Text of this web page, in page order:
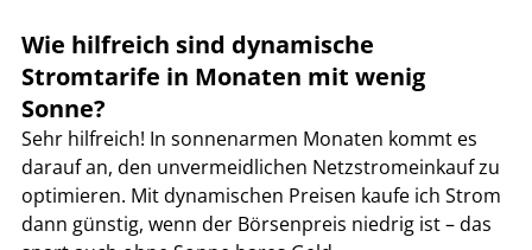
Wie hilfreich sind dynamische
Stromtarife in Monaten mit wenig
Sonne?
Sehr hilfreich! In sonnenarmen Monaten kommt es
darauf an, den unvermeidlichen Netzstromeinkauf zu
optimieren. Mit dynamischen Preisen kaufe ich Strom
dann günstig, wenn der Börsenpreis niedrig ist – das